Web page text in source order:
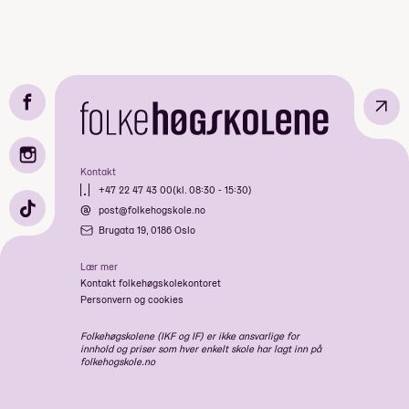
Kontakt
+47 22 47 43 00(kl. 08:30 - 15:30)
post@folkehogskole.no
Brugata 19, 0186 Oslo
Lær mer
Kontakt folkehøgskolekontoret
Personvern og cookies
Folkehøgskolene (IKF og IF) er ikke ansvarlige for
innhold og priser som hver enkelt skole har lagt inn på
folkehogskole.no
↗